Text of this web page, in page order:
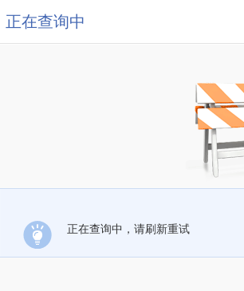
正在查询中
正在查询中，请刷新重试